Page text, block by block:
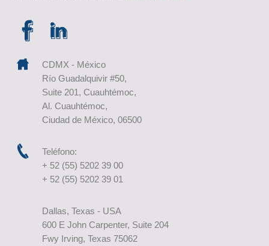
CDMX - México
Río Guadalquivir #50,
Suite 201, Cuauhtémoc,
Al. Cuauhtémoc,
Ciudad de México, 06500
Teléfono:
+ 52 (55) 5202 39 00
+ 52 (55) 5202 39 01
Dallas, Texas - USA
600 E John Carpenter, Suite 204
Fwy Irving, Texas 75062